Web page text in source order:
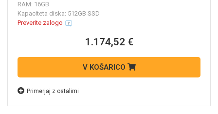
RAM: 16GB
Kapaciteta diska: 512GB SSD
Preverite zalogo
1.174,52 €
V KOŠARICO
Primerjaj z ostalimi